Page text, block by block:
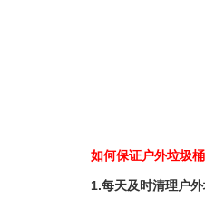
如何保证户外垃圾
1.每天及时清理户外